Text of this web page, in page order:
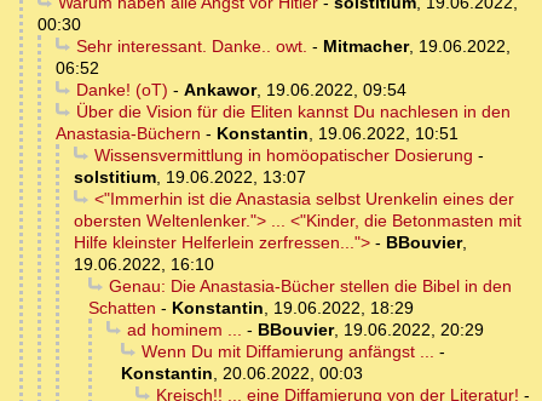
00:30
Sehr interessant. Danke.. owt. - Mitmacher, 19.06.2022,
06:52
Danke! (oT) - Ankawor, 19.06.2022, 09:54
Über die Vision für die Eliten kannst Du nachlesen in den
Anastasia-Büchern - Konstantin, 19.06.2022, 10:51
Wissensvermittlung in homöopatischer Dosierung -
solstitium, 19.06.2022, 13:07
<"Immerhin ist die Anastasia selbst Urenkelin eines der
obersten Weltenlenker."> ... <"Kinder, die Betonmasten mit
Hilfe kleinster Helferlein zerfressen..."> - BBouvier,
19.06.2022, 16:10
Genau: Die Anastasia-Bücher stellen die Bibel in den
Schatten - Konstantin, 19.06.2022, 18:29
ad hominem ... - BBouvier, 19.06.2022, 20:29
Wenn Du mit Diffamierung anfängst ... -
Konstantin, 20.06.2022, 00:03
Kreisch!! ... eine Diffamierung von der Literatur! -